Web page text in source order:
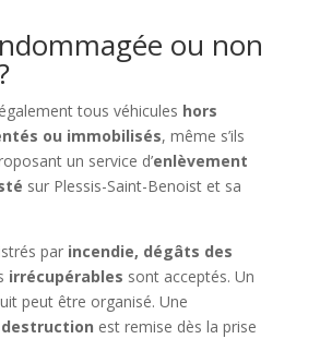
ou non
tous véhicules hors
ou immobilisés, même s’ils
un service d’enlèvement
sur Plessis-Saint-Benoist et sa
par incendie, dégâts des
irrécupérables sont acceptés. Un
peut être organisé. Une
est remise dès la prise